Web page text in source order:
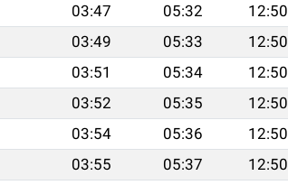
03:47 05:32 12:50
03:49 05:33 12:50
03:51 05:34 12:50
03:52 05:35 12:50
03:54 05:36 12:50
03:55 05:37 12:50